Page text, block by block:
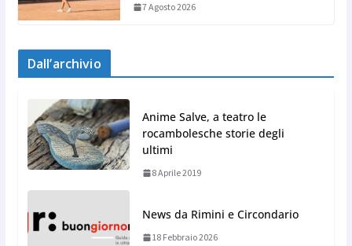
7 Agosto 2026
Dall’archivio
Anime Salve, a teatro le
rocambolesche storie degli
ultimi
8 Aprile 2019
News da Rimini e Circondario
18 Febbraio 2026